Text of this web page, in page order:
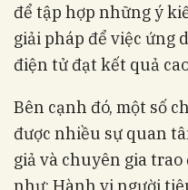
để tập hợp những ý
giải pháp để việc ứng
điện tử đạt kết quả
Bên cạnh đó, một số
được nhiều sự quan
giả và chuyên gia
như: Hành vi người